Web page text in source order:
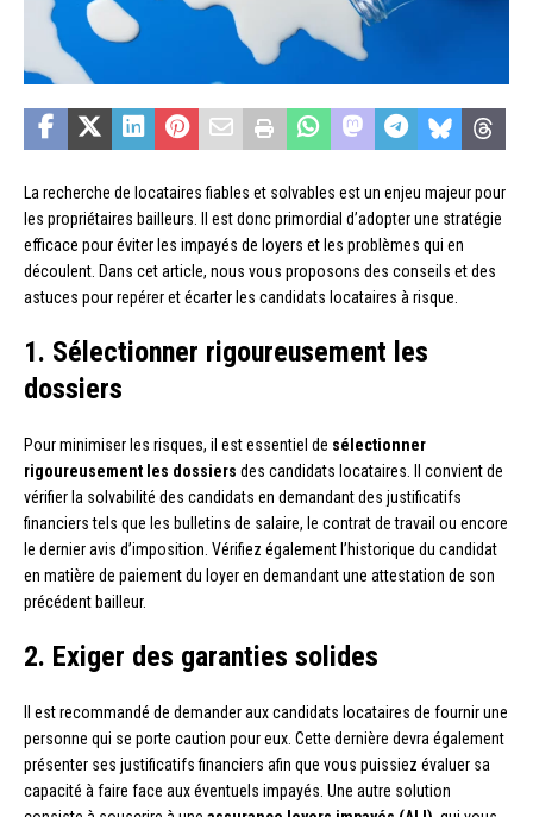
La recherche de locataires fiables et solvables est un enjeu majeur pour
les propriétaires bailleurs. Il est donc primordial d’adopter une stratégie
efficace pour éviter les impayés de loyers et les problèmes qui en
découlent. Dans cet article, nous vous proposons des conseils et des
astuces pour repérer et écarter les candidats locataires à risque.
1. Sélectionner rigoureusement les
dossiers
Pour minimiser les risques, il est essentiel de sélectionner
rigoureusement les dossiers des candidats locataires. Il convient de
vérifier la solvabilité des candidats en demandant des justificatifs
financiers tels que les bulletins de salaire, le contrat de travail ou encore
le dernier avis d’imposition. Vérifiez également l’historique du candidat
en matière de paiement du loyer en demandant une attestation de son
précédent bailleur.
2. Exiger des garanties solides
Il est recommandé de demander aux candidats locataires de fournir une
personne qui se porte caution pour eux. Cette dernière devra également
présenter ses justificatifs financiers afin que vous puissiez évaluer sa
capacité à faire face aux éventuels impayés. Une autre solution